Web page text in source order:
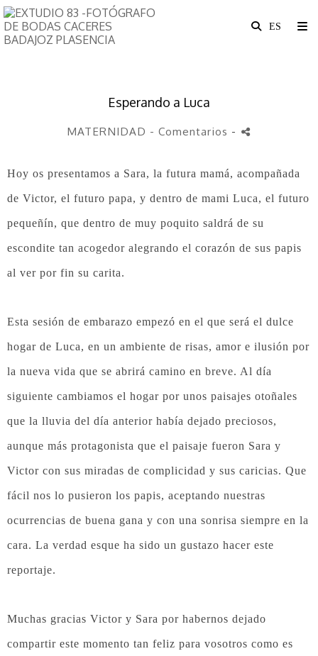
Esperando a Luca
MATERNIDAD - Comentarios -
Hoy os presentamos a Sara, la futura mamá, acompañada
de Victor, el futuro papa, y dentro de mami Luca, el futuro
pequeñín, que dentro de muy poquito saldrá de su
escondite tan acogedor alegrando el corazón de sus papis
al ver por fin su carita.
Esta sesión de embarazo empezó en el que será el dulce
hogar de Luca, en un ambiente de risas, amor e ilusión por
la nueva vida que se abrirá camino en breve. Al día
siguiente cambiamos el hogar por unos paisajes otoñales
que la lluvia del día anterior había dejado preciosos,
aunque más protagonista que el paisaje fueron Sara y
Victor con sus miradas de complicidad y sus caricias. Que
fácil nos lo pusieron los papis, aceptando nuestras
ocurrencias de buena gana y con una sonrisa siempre en la
cara. La verdad esque ha sido un gustazo hacer este
reportaje.
Muchas gracias Victor y Sara por habernos dejado
compartir este momento tan feliz para vosotros como es